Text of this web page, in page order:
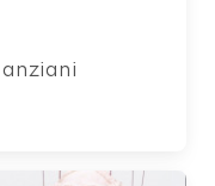
anziani